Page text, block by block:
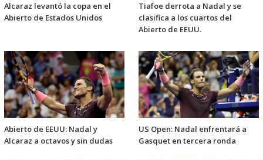
Alcaraz levantó la copa en el
Abierto de Estados Unidos
Tiafoe derrota a Nadal y se
clasifica a los cuartos del
Abierto de EEUU.
Abierto de EEUU: Nadal y
Alcaraz a octavos y sin dudas
US Open: Nadal enfrentará a
Gasquet en tercera ronda